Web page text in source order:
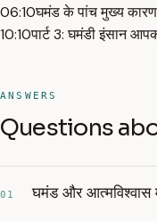
06:10घमंड के पांच मुख्य कारण
10:10पार्ट 3: घमंडी इंसान
ANSWERS
Questions
01 घमंड और आत्मविश्वास